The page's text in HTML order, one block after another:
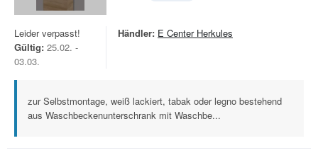
Leider verpasst!
Gültig: 25.02. -
03.03.
Händler: E Center Herkules
zur Selbstmontage, weiß lackiert, tabak oder legno bestehend
aus Waschbeckenunterschrank mit Waschbe...